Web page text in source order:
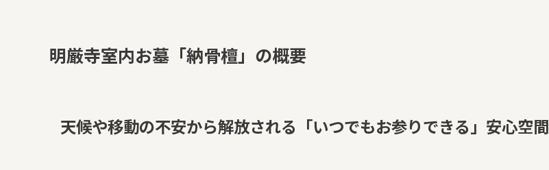
明厳寺室内お墓「納骨檀」の概要
天候や移動の不安から解放される「いつでもお参りできる」安心空間